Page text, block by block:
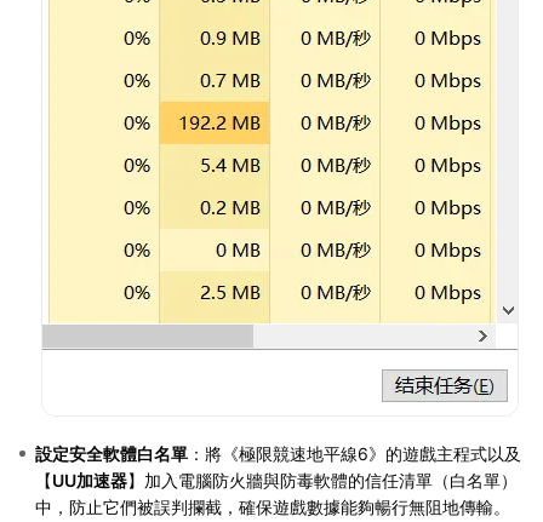
設定安全軟體白名單 ：將《極限競速地平線6》的遊戲主程式以及
【UU加速器】加入電腦防火牆與防毒軟體的信任清單（白名單）
中，防止它們被誤判攔截，確保遊戲數據能夠暢行無阻地傳輸。